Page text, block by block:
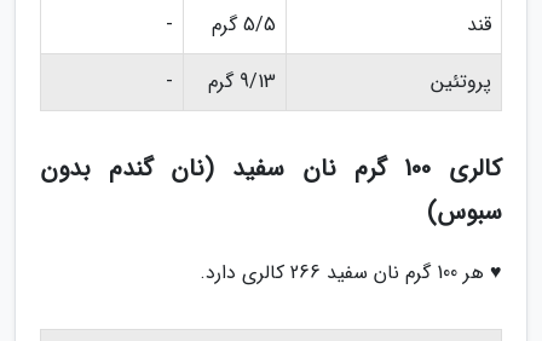
قند
5/5 گرم
-
پروتئین
9/13 گرم -
کالری 100 گرم نان سفید (نان گندم بدون
سبوس)
♥ هر 100 گرم نان سفید 266 کالری دارد.